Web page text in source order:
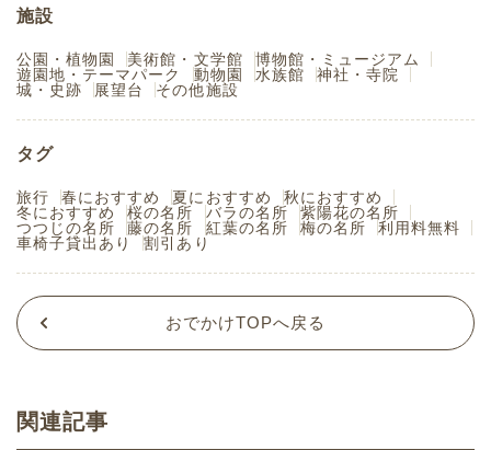
施設
公園・植物園 美術館・文学館
博物館・ミュージアム
遊園地・テーマパーク
動物園 水族館
神社・寺院
城・史跡
展望台 その他施設
タグ
旅行 春におすすめ 夏におすすめ
秋におすすめ
冬におすすめ
桜の名所 バラの名所
紫陽花の名所
つつじの名所
藤の名所 紅葉の名所 梅の名所
利用料無料
車椅子貸出あり
割引あり
おでかけTOPへ戻る
関連記事